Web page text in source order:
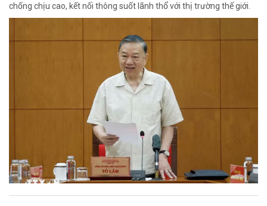
chống chịu cao, kết nối thông suốt lãnh thổ với thị trường thế giới.